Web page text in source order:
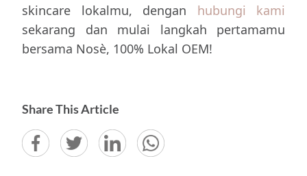
skincare lokalmu, dengan hubungi kami
sekarang dan mulai langkah pertamamu
bersama Nosè, 100% Lokal OEM!
Share This Article